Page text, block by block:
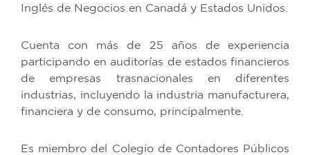
Inglés de Negocios en Canadá y Estados Unidos.
Cuenta con más de 25 años de experiencia
participando en auditorías de estados financieros
de empresas trasnacionales en diferentes
industrias, incluyendo la industria manufacturera,
financiera y de consumo, principalmente.
Es miembro del Colegio de Contadores Públicos